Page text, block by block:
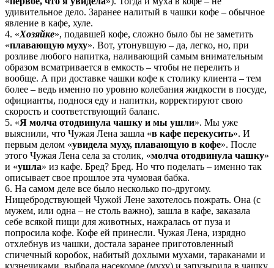
удивительное дело. Заранее налитый в чашки кофе – обычное
явление в кафе, хуле.
4. «Хозяйке», подавшей кофе, сложно было бы не заметить
«плавающую муху». Вот, утонувшую – да, легко, но, при
розливе любого напитка, наливающий самым внимательным
образом всматривается в емкость – чтобы не перелить и
вообще. А при доставке чашки кофе к столику клиента – тем
более – ведь именно по уровню колебания жидкости в посуде,
официанты, поднося еду и напитки, корректируют свою
скорость и соответствующий баланс.
5. «Я молча отодвинула чашку и мы ушли». Мы уже
выяснили, что Чужая Лена зашла «в кафе перекусить». И
первым делом «увидела муху, плавающую в кофе». После
этого Чужая Лена села за столик, «молча отодвинула чашку»
и «ушла» из кафе. Бред? Бред. Но что поделать – именно так
описывает свое прошлое эта чумовая бабка.
6. На самом деле все было несколько по-другому.
Нищебродствующей Чужой Лене захотелось пожрать. Она (с
мужем, или одна – не столь важно), зашла в кафе, заказала
себе всякой пищи для животных, нажралась от пуза и
попросила кофе. Кофе ей принесли. Чужая Лена, изрядно
отхлебнув из чашки, достала заранее приготовленный
спичечный коробок, набитый дохлыми мухами, тараканами и
кузнечиками, выбрала насекомое (муху) и запузырила в чашку.